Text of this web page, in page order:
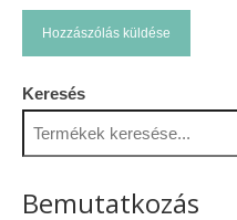
Keresés
Bemutatkozás